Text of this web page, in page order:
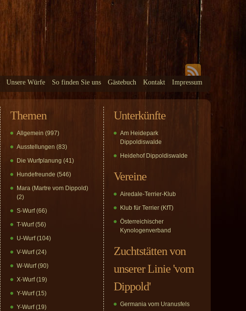
Unsere Würfe So finden Sie uns Gästebuch Kontakt Impressum
Themen
Allgemein (997)
Ausstellungen (83)
Die Wurfplanung (41)
Hundefreunde (546)
Mara (Martre vom Dippold)
(2)
S-Wurf(66)
T-Wurf(56)
U-Wurf(104)
V-Wurf(24)
W-Wurf(90)
X-Wurf(19)
Y-Wurf(15)
Y-Wurf(19)
Unterkünfte
Am Heidepark
Dippoldiswalde
Heidehof Dippoldiswalde
Vereine
Airedale-Terrier-Klub
Klub für Terrier (KfT)
Österreichischer
Kynologenverband
Zuchtstätten von
unserer Linie 'vom
Dippold'
Germania vom Uranusfels